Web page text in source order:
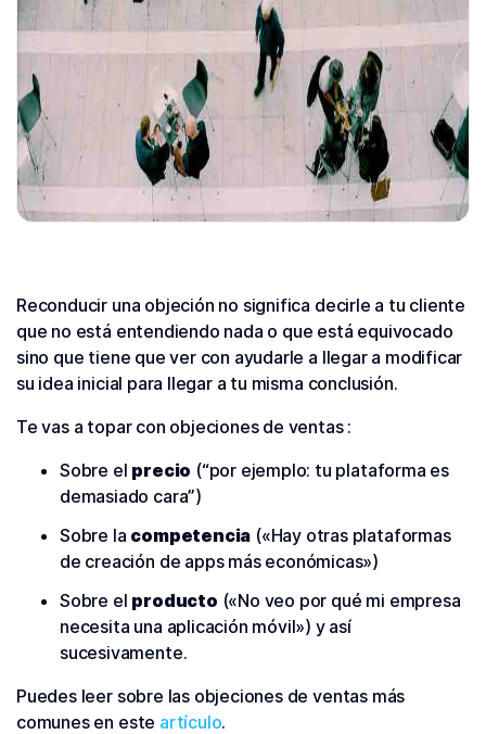
Reconducir una objeción no significa decirle a tu cliente
que no está entendiendo nada o que está equivocado
sino que tiene que ver con ayudarle a llegar a modificar
su idea inicial para llegar a tu misma conclusión.
Te vas a topar con objeciones de ventas :
Sobre el precio (“por ejemplo: tu plataforma es
demasiado cara”)
Sobre la competencia («Hay otras plataformas
de creación de apps más económicas»)
Sobre el producto («No veo por qué mi empresa
necesita una aplicación móvil») y así
sucesivamente.
Puedes leer sobre las objeciones de ventas más
comunes en este artículo.